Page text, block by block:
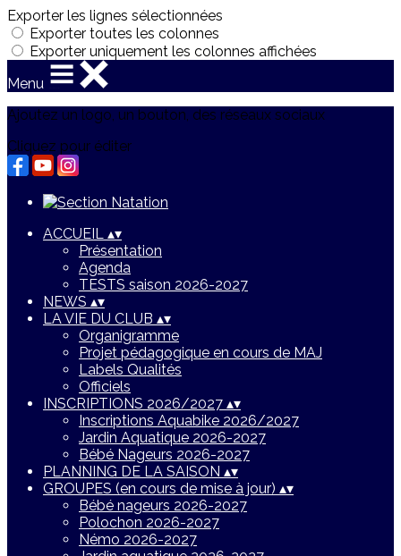
Exporter les lignes sélectionnées
Exporter toutes les colonnes
Exporter uniquement les colonnes affichées
Menu
Ajoutez un logo, un bouton, des réseaux sociaux
Cliquez pour éditer
ACCUEIL ▴▾
Présentation
Agenda
TESTS saison 2026-2027
NEWS ▴▾
LA VIE DU CLUB ▴▾
Organigramme
Projet pédagogique en cours de MAJ
Labels Qualités
Officiels
INSCRIPTIONS 2026/2027 ▴▾
Inscriptions Aquabike 2026/2027
Jardin Aquatique 2026-2027
Bébé Nageurs 2026-2027
PLANNING DE LA SAISON ▴▾
GROUPES (en cours de mise à jour) ▴▾
Bébé nageurs 2026-2027
Polochon 2026-2027
Némo 2026-2027